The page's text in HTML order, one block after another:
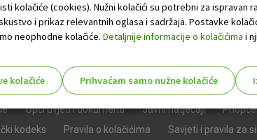
Opći uvjeti i dokumenti Javni natječaji
kodeks Pravila o kolačićima
Savjeti i pravila za
kolačiće (cookies). Nužni kolačići su potrebni za ispravan
i prikaz relevantnih oglasa i sadržaja. Postavke
neophodne kolačiće. Detaljnije informacije o kolačićima i
kolačiće Prihvaćam samo nužne kolačiće